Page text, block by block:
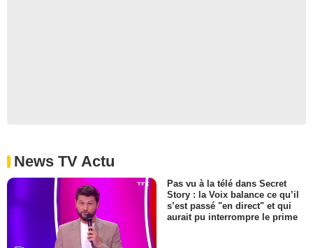
News TV Actu
Pas vu à la télé dans Secret
Story : la Voix balance ce qu’il
s’est passé "en direct" et qui
aurait pu interrompre le prime